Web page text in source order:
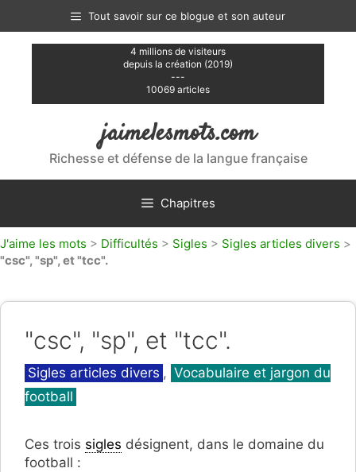
contenu
Tout savoir sur ce blogue et son auteur
4 millions de visiteurs
depuis la création (2019)
---
10069 articles
jaimelesmots.com
Richesse et défense de la langue française
Chapitres
J'aime les mots > Difficultés > Sigles > Sigles articles divers >
"csc", "sp", et "tcc".
"csc", "sp", et "tcc".
Catégories
Sigles articles divers , Vocabulaire et jargon du
football
Ces trois sigles désignent, dans le domaine du
football :